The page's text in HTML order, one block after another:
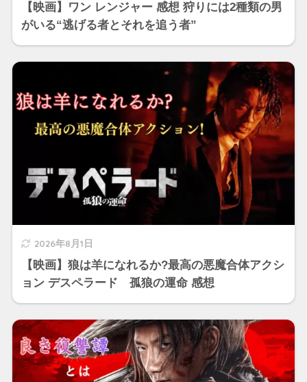
【映画】ワン レンジャー 感想 狩りには2種類の男
がいる“逃げる者とそれを追う者”
2026年8月1日
【映画】狼は羊になれるか?最高の悪魔合体アクシ
ョン デスペラード 孤狼の運命 感想